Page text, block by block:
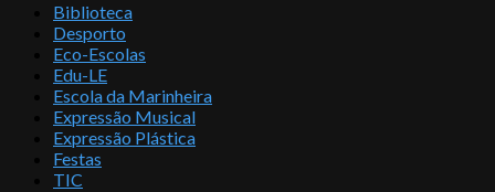
Biblioteca
Desporto
Eco-Escolas
Edu-LE
Escola da Marinheira
Expressão Musical
Expressão Plástica
Festas
TIC